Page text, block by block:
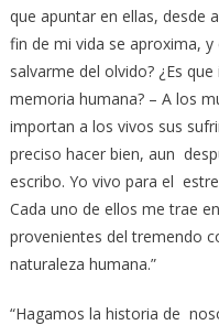
que apuntar en ellas, desde
fin de mi vida se aproxima,
salvarme del olvido? ¿Es
memoria humana? – A los
importan a los vivos sus
preciso hacer bien, aun
escribo. Yo vivo para el
Cada uno de ellos me trae
provenientes del tremendo
naturaleza humana.”
“Hagamos la historia de